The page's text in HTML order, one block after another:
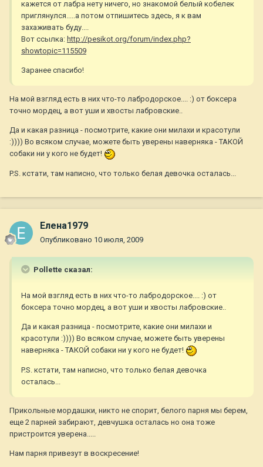
кажется от лабра нету ничего, но знакомой белый кобелек
приглянулся.....а потом отпишитесь здесь, я к вам
захаживать буду....
Вот ссылка: http://pesikot.org/forum/index.php?
showtopic=115509
Заранее спасибо!
На мой взгляд есть в них что-то лабродорское.... :) от боксера
точно мордец, а вот уши и хвосты лабровские..
Да и какая разница - посмотрите, какие они милахи и красотули
:)))) Во всяком случае, можете быть уверены наверняка - ТАКОЙ
собаки ни у кого не будет!
P.S. кстати, там написно, что только белая девочка осталась...
Елена1979
Опубликовано 10 июля, 2009
Pollette сказал:
На мой взгляд есть в них что-то лабродорское.... :) от
боксера точно мордец, а вот уши и хвосты лабровские..
Да и какая разница - посмотрите, какие они милахи и
красотули :)))) Во всяком случае, можете быть уверены
наверняка - ТАКОЙ собаки ни у кого не будет!
P.S. кстати, там написно, что только белая девочка
осталась...
Прикольные мордашки, никто не спорит, белого парня мы берем,
еще 2 парней забирают, девчушка осталась но она тоже
пристроится уверена.....
Нам парня привезут в воскресение!